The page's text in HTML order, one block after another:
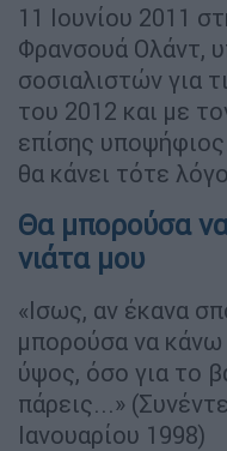
11 Ιουνίου 2011
Φρανσουά Ολάντ,
σοσιαλιστών για
του 2012 και με
επίσης
θα κάνει τότε
Θα μπορούσα
νιάτα μου
«Ισως, αν έκανα
μπορούσα να κάνω
ύψος, όσο για το
πάρεις...»
Ιανουαρίου 1998)